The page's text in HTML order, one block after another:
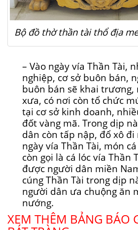
Bộ đồ thờ thần tài thổ địa
– Vào ngày vía Thần Tài,
nghiệp, cơ sở buôn bán,
buôn bán sẽ khai trương,
xưa, có nơi còn tổ chức
tại cơ sở kinh doanh,
đốt vàng mã. Trong dịp
dân còn tấp nập, đổ xô đi
ngày vía Thần Tài, món
còn gọi là cá lóc vía Thần
được người dân miền
cúng Thần Tài trong dịp
người dân ưa chuộng ăn
nướng.
XEM THÊM BẢNG BÁO